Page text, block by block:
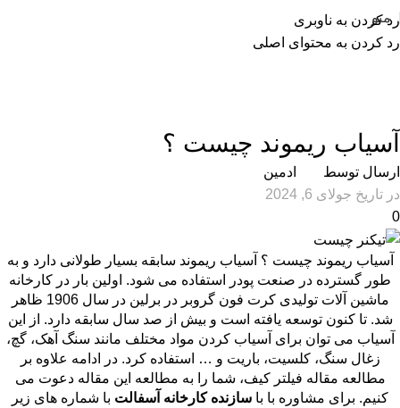
رد کردن به ناوبری
رد کردن به محتوای اصلی
منو
مجله شرکت آذر پارس
آسیاب ریموند چیست ؟
ارسال توسط
ادمین
در تاریخ جولای 6, 2024
0
آسیاب ریموند چیست ؟ آسیاب ریموند سابقه بسیار طولانی دارد و به
طور گسترده در صنعت پودر استفاده می شود. اولین بار در کارخانه
ماشین آلات تولیدی کرت فون گروبر در برلین در سال 1906 ظاهر
شد. تا کنون توسعه یافته است و بیش از صد سال سابقه دارد. از این
آسیاب می توان برای آسیاب کردن مواد مختلف مانند سنگ آهک، گچ،
زغال سنگ، کلسیت، باریت و … استفاده کرد. در ادامه علاوه بر
مطالعه مقاله فیلتر کیف، شما را به مطالعه این مقاله دعوت می
کنیم. برای مشاوره با با سازنده کارخانه آسفالت با شماره های زیر